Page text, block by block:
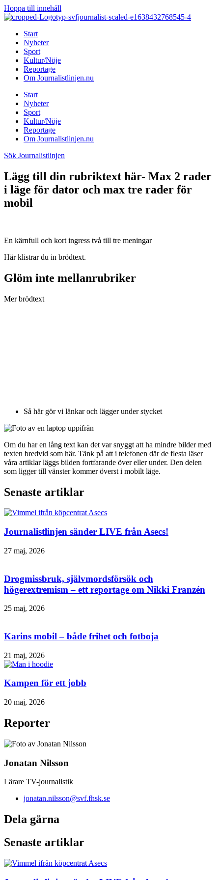
Hoppa till innehåll
Start
Nyheter
Sport
Kultur/Nöje
Reportage
Om Journalistlinjen.nu
Start
Nyheter
Sport
Kultur/Nöje
Reportage
Om Journalistlinjen.nu
Sök Journalistlinjen
Lägg till din rubriktext här- Max 2 rader
i läge för dator och max tre rader för
mobil
En kärnfull och kort ingress två till tre meningar
Här klistrar du in brödtext.
Glöm inte mellanrubriker
Mer brödtext
Så här gör vi länkar och lägger under stycket
Om du har en lång text kan det var snyggt att ha mindre bilder med
texten bredvid som här. Tänk på att i telefonen där de flesta läser
våra artiklar läggs bilden fortfarande över eller under. Den delen
som ligger till vänster kommer överst i mobilt läge.
Senaste artiklar
Journalistlinjen sänder LIVE från Asecs!
27 maj, 2026
Drogmissbruk, självmordsförsök och
högerextremism – ett reportage om Nikki Franzén
25 maj, 2026
Karins mobil – både frihet och fotboja
21 maj, 2026
Kampen för ett jobb
20 maj, 2026
Reporter
Jonatan Nilsson
Lärare TV-journalistik
jonatan.nilsson@svf.fhsk.se
Dela gärna
Senaste artiklar